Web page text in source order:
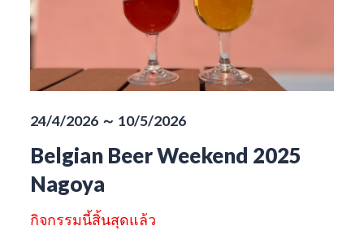
24/4/2026 ～ 10/5/2026
Belgian Beer Weekend 2025
Nagoya
กิจกรรมนี้สิ้นสุดแล้ว